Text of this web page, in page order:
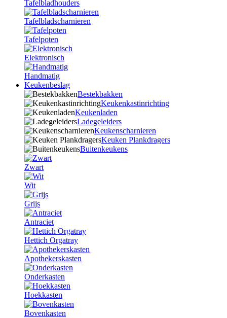
Tafelbladhouders
Tafelbladscharnieren
Tafelpoten
Elektronisch
Handmatig
Keukenbeslag
Bestekbakken
Keukenkastinrichting
Keukenladen
Ladegeleiders
Keukenscharnieren
Keuken Plankdragers
Buitenkeukens
Zwart
Wit
Grijs
Antraciet
Hettich Orgatray
Apothekerskasten
Onderkasten
Hoekkasten
Bovenkasten